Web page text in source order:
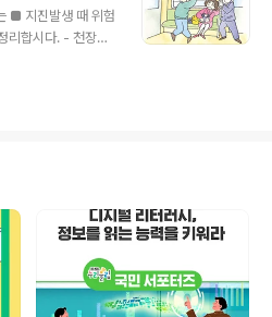
과 함께 생활하면서
할을 간접 체험할
험을 할 때 위험한
■ 지진발생 때 위험
리합시다. - 천장이
. ■ 비상시를 대비
다시 만날 수 있는
는 친지에게 본인
마련합시다. ■ 지진
장소를 피하여 안전
할 수 있는 공터, 학